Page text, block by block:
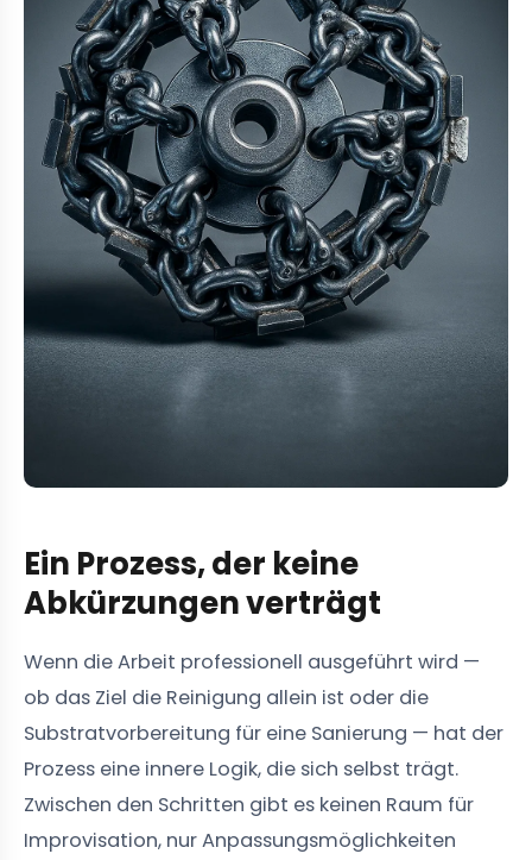
Ein Prozess, der keine
Abkürzungen verträgt
Wenn die Arbeit professionell ausgeführt wird —
ob das Ziel die Reinigung allein ist oder die
Substratvorbereitung für eine Sanierung — hat der
Prozess eine innere Logik, die sich selbst trägt.
Zwischen den Schritten gibt es keinen Raum für
Improvisation, nur Anpassungsmöglichkeiten